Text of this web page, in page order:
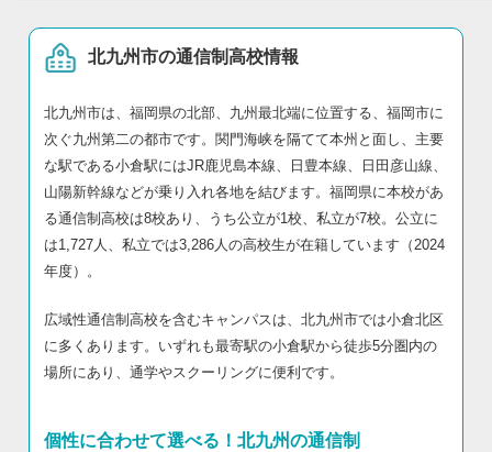
北九州市の通信制高校情報
北九州市は、福岡県の北部、九州最北端に位置する、福岡市に
次ぐ九州第二の都市です。関門海峡を隔てて本州と面し、主要
な駅である小倉駅にはJR鹿児島本線、日豊本線、日田彦山線、
山陽新幹線などが乗り入れ各地を結びます。福岡県に本校があ
る通信制高校は8校あり、うち公立が1校、私立が7校。公立に
は1,727人、私立では3,286人の高校生が在籍しています（2024
年度）。
広域性通信制高校を含むキャンパスは、北九州市では小倉北区
に多くあります。いずれも最寄駅の小倉駅から徒歩5分圏内の
場所にあり、通学やスクーリングに便利です。
個性に合わせて選べる！北九州の通信制